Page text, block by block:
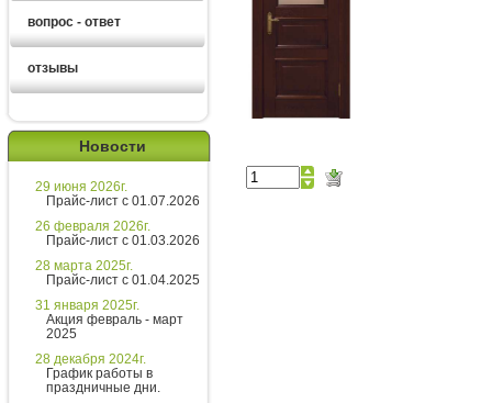
вопрос - ответ
отзывы
Новости
29 июня 2026г.
Прайс-лист с 01.07.2026
26 февраля 2026г.
Прайс-лист с 01.03.2026
28 марта 2025г.
Прайс-лист с 01.04.2025
31 января 2025г.
Акция февраль - март
2025
28 декабря 2024г.
График работы в
праздничные дни.
Введите сообщение
Алексей
Здравствуйте!